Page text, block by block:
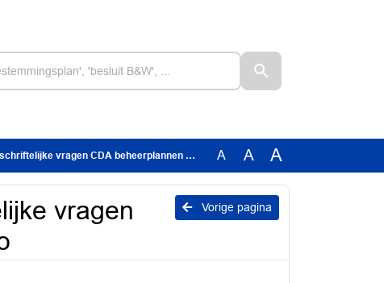
vragen CDA beheerplannen 2e scenario A A A
Vorige pagina
vragen